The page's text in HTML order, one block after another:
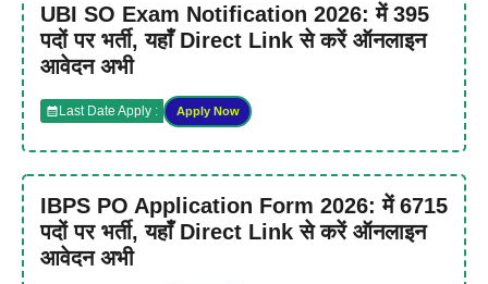
UBI SO Exam Notification 2026: में 395
पदों पर भर्ती, यहाँ Direct Link से करें ऑनलाइन
आवेदन अभी
Last Date Apply : Apply Now
IBPS PO Application Form 2026: में 6715
पदों पर भर्ती, यहाँ Direct Link से करें ऑनलाइन
आवेदन अभी